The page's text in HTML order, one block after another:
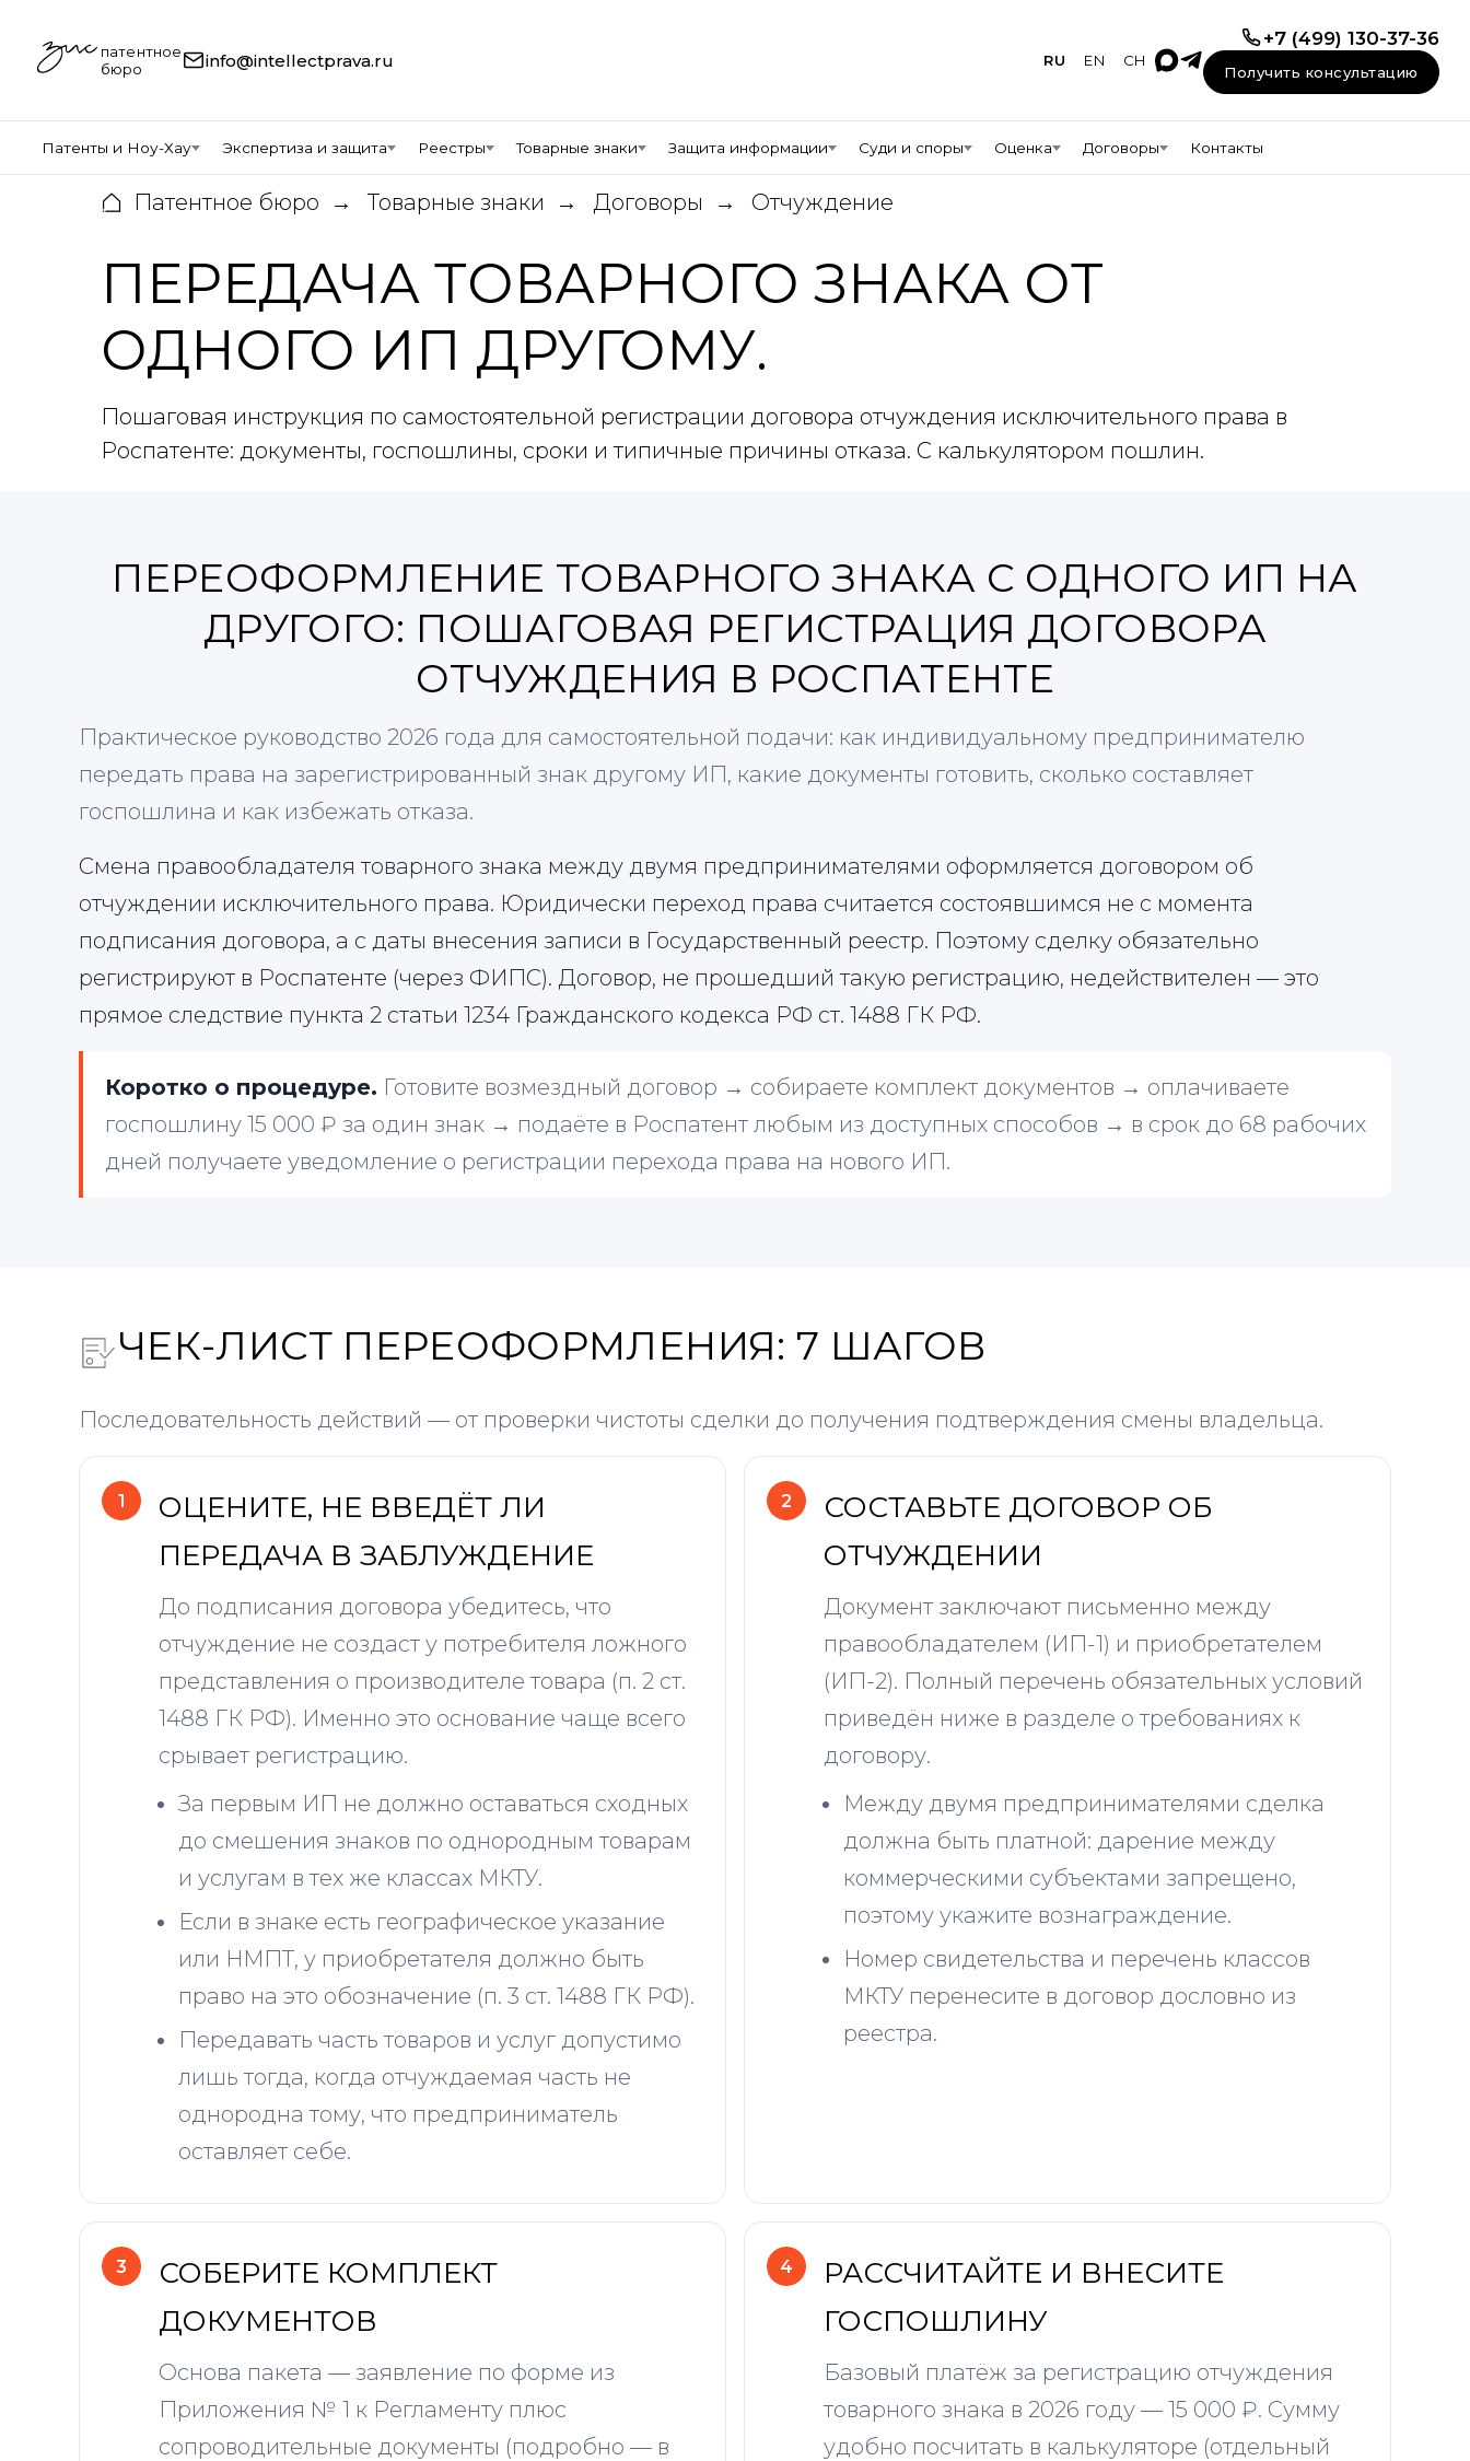
патентное
бюро
info@intellectprava.ru RU EN CH
+7 (499) 130-37-36
Получить консультацию
Патенты и Ноу-Хау Экспертиза и защита Реестры Товарные знаки Защита информации Суди и споры Оценка Договоры Контакты
Патентное бюро → Товарные знаки → Договоры → Отчуждение
ПЕРЕДАЧА ТОВАРНОГО ЗНАКА ОТ
ОДНОГО ИП ДРУГОМУ.
Пошаговая инструкция по самостоятельной регистрации договора отчуждения исключительного права в
Роспатенте: документы, госпошлины, сроки и типичные причины отказа. С калькулятором пошлин.
ПЕРЕОФОРМЛЕНИЕ ТОВАРНОГО ЗНАКА С ОДНОГО ИП НА
ДРУГОГО: ПОШАГОВАЯ РЕГИСТРАЦИЯ ДОГОВОРА
ОТЧУЖДЕНИЯ В РОСПАТЕНТЕ
Практическое руководство 2026 года для самостоятельной подачи: как индивидуальному предпринимателю
передать права на зарегистрированный знак другому ИП, какие документы готовить, сколько составляет
госпошлина и как избежать отказа.
Смена правообладателя товарного знака между двумя предпринимателями оформляется договором об
отчуждении исключительного права. Юридически переход права считается состоявшимся не с момента
подписания договора, а с даты внесения записи в Государственный реестр. Поэтому сделку обязательно
регистрируют в Роспатенте (через ФИПС). Договор, не прошедший такую регистрацию, недействителен — это
прямое следствие пункта 2 статьи 1234 Гражданского кодекса РФ ст. 1488 ГК РФ.
Коротко о процедуре. Готовите возмездный договор → собираете комплект документов → оплачиваете
госпошлину 15 000 ₽ за один знак → подаёте в Роспатент любым из доступных способов → в срок до 68 рабочих
дней получаете уведомление о регистрации перехода права на нового ИП.
ЧЕК-ЛИСТ ПЕРЕОФОРМЛЕНИЯ: 7 ШАГОВ
Последовательность действий — от проверки чистоты сделки до получения подтверждения смены владельца.
ОЦЕНИТЕ, НЕ ВВЕДЁТ ЛИ
ПЕРЕДАЧА В ЗАБЛУЖДЕНИЕ
До подписания договора убедитесь, что
отчуждение не создаст у потребителя ложного
представления о производителе товара (п. 2 ст.
1488 ГК РФ). Именно это основание чаще всего
срывает регистрацию.
За первым ИП не должно оставаться сходных
до смешения знаков по однородным товарам
и услугам в тех же классах МКТУ.
Если в знаке есть географическое указание
или НМПТ, у приобретателя должно быть
право на это обозначение (п. 3 ст. 1488 ГК РФ).
Передавать часть товаров и услуг допустимо
лишь тогда, когда отчуждаемая часть не
однородна тому, что предприниматель
оставляет себе.
СОСТАВЬТЕ ДОГОВОР ОБ
ОТЧУЖДЕНИИ
Документ заключают письменно между
правообладателем (ИП-1) и приобретателем
(ИП-2). Полный перечень обязательных условий
приведён ниже в разделе о требованиях к
договору.
Между двумя предпринимателями сделка
должна быть платной: дарение между
коммерческими субъектами запрещено,
поэтому укажите вознаграждение.
Номер свидетельства и перечень классов
МКТУ перенесите в договор дословно из
реестра.
СОБЕРИТЕ КОМПЛЕКТ
ДОКУМЕНТОВ
Основа пакета — заявление по форме из
Приложения № 1 к Регламенту плюс
сопроводительные документы (подробно — в
РАССЧИТАЙТЕ И ВНЕСИТЕ
ГОСПОШЛИНУ
Базовый платёж за регистрацию отчуждения
товарного знака в 2026 году — 15 000 ₽. Сумму
удобно посчитать в калькуляторе (отдельный